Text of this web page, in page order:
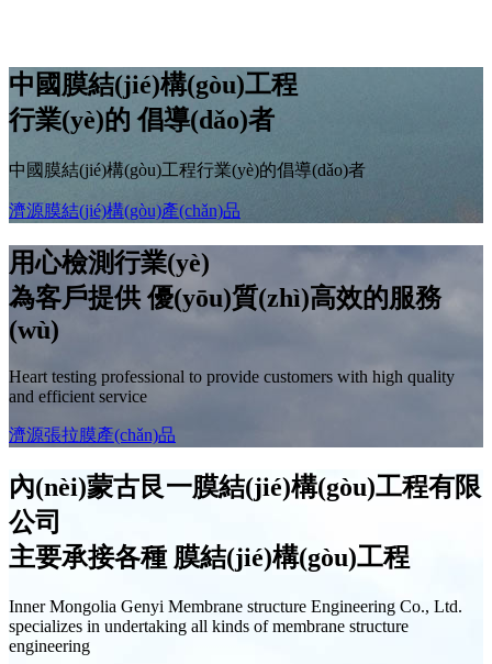
中國膜結(jié)構(gòu)工程
行業(yè)的倡導(dǎo)者
中國膜結(jié)構(gòu)工程行業(yè)的倡導(dǎo)者
濟源膜結(jié)構(gòu)產(chǎn)品
用心檢測行業(yè)
為客戶提供優(yōu)質(zhì)高效的服務
(wù)
Heart testing professional to provide customers with high quality
and efficient service
濟源張拉膜產(chǎn)品
內(nèi)蒙古艮一膜結(jié)構(gòu)工程有限
公司
主要承接各種 膜結(jié)構(gòu)工程
Inner Mongolia Genyi Membrane structure Engineering Co., Ltd.
specializes in undertaking all kinds of membrane structure
engineering